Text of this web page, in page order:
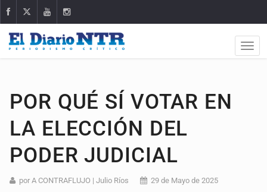
POR QUÉ SÍ VOTAR EN
LA ELECCIÓN DEL
PODER JUDICIAL
por A CONTRAFLUJO | Julio Ríos 29 de Mayo de 2025